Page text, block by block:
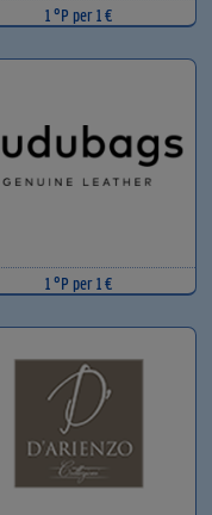
1 °P per 1 €
1 °P per 1 €